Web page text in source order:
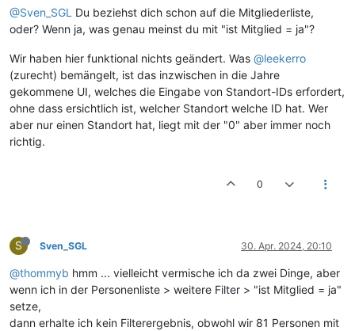
@Sven_SGL Du beziehst dich schon auf die Mitgliederliste,
oder? Wenn ja, was genau meinst du mit "ist Mitglied = ja"?
Wir haben hier funktional nichts geändert. Was @leekerro
(zurecht) bemängelt, ist das inzwischen in die Jahre
gekommene UI, welches die Eingabe von Standort-IDs erfordert,
ohne dass ersichtlich ist, welcher Standort welche ID hat. Wer
aber nur einen Standort hat, liegt mit der "0" aber immer noch
richtig.
0
S Sven_SGL 30. Apr. 2024, 20:10
@thommyb hmm ... vielleicht vermische ich da zwei Dinge, aber
wenn ich in der Personenliste > weitere Filter > "ist Mitglied = ja"
setze,
dann erhalte ich kein Filterergebnis, obwohl wir 81 Personen mit